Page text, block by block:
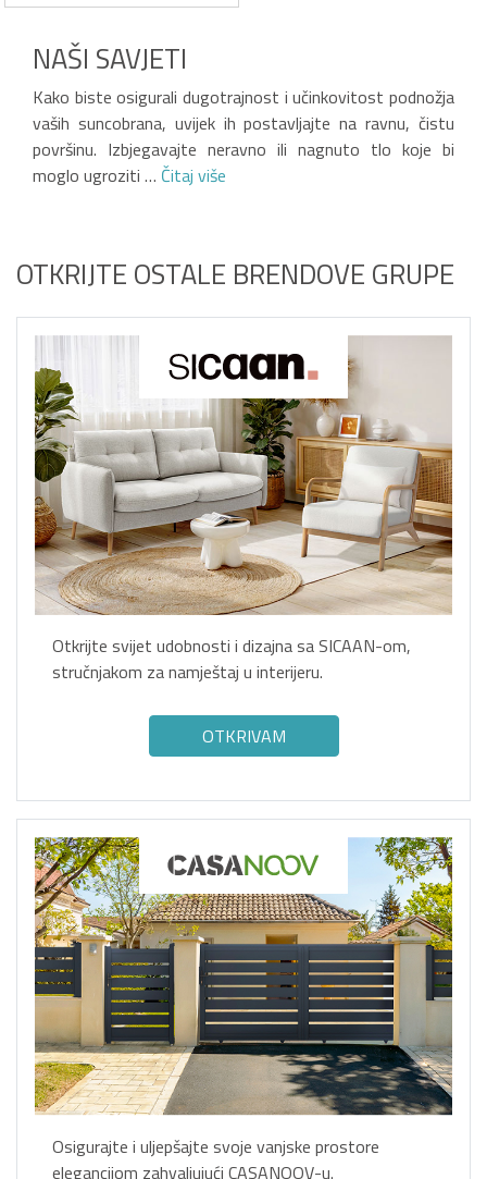
Kompatibilan sa
suncobranima 2,5 x 2,5 m i 3 x
3 m
Izdržljiva plastika
Žrtva vlastitog uspjeha!
NAŠI SAVJETI
Kako biste osigurali dugotrajnost i učinkovitost podnožja
vaših suncobrana, uvijek ih postavljajte na ravnu, čistu
površinu. Izbjegavajte neravno ili nagnuto tlo koje bi
moglo ugroziti … Čitaj više
OTKRIJTE OSTALE BRENDOVE GRUPE
Otkrijte svijet udobnosti i dizajna sa SICAAN-om,
stručnjakom za namještaj u interijeru.
OTKRIVAM
Osigurajte i uljepšajte svoje vanjske prostore
elegancijom zahvaljujući CASANOOV-u.